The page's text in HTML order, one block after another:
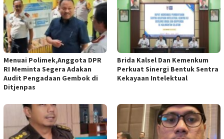
Menuai Polimek,Anggota DPR
RI Meminta Segera Adakan
Audit Pengadaan Gembok di
Ditjenpas
Brida Kalsel Dan Kemenkum
Perkuat Sinergi Bentuk Sentra
Kekayaan Intelektual